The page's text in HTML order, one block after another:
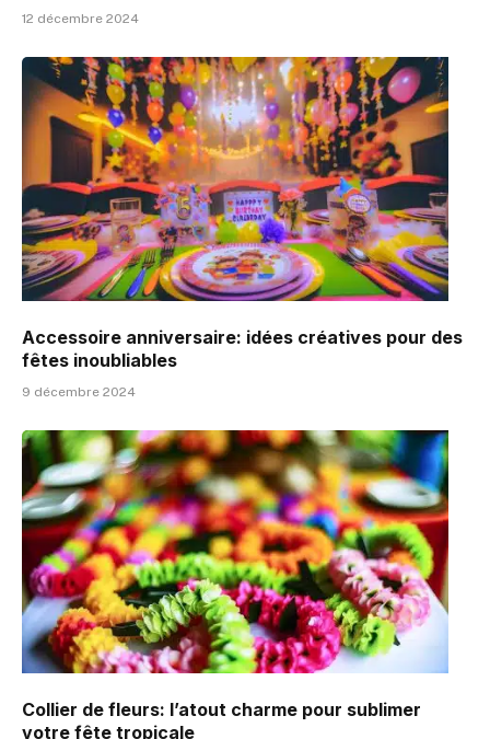
12 décembre 2024
Accessoire anniversaire: idées créatives pour des
fêtes inoubliables
9 décembre 2024
Collier de fleurs: l’atout charme pour sublimer
votre fête tropicale